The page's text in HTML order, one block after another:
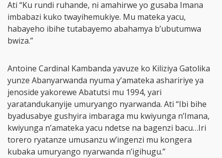
Ati “Ku rundi ruhande, ni amahirwe yo gusaba Imana
imbabazi kuko twayihemukiye. Mu mateka yacu,
habayeho ibihe tutabayemo abahamya b’ubutumwa
bwiza.”
Antoine Cardinal Kambanda yavuze ko Kiliziya Gatolika
yunze Abanyarwanda nyuma y’amateka ashaririye ya
jenoside yakorewe Abatutsi mu 1994, yari
yaratandukanyije umuryango nyarwanda. Ati “Ibi bihe
byadusabye gushyira imbaraga mu kwiyunga n’Imana,
kwiyunga n’amateka yacu ndetse na bagenzi bacu…Iri
torero ryatanze umusanzu w’ingenzi mu kongera
kubaka umuryango nyarwanda n’igihugu.”